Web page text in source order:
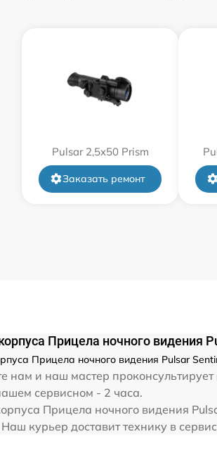
(Обновление ПО)
после попадания влаги
Pulsar 2,5x50 Prism
Заказать ремонт
Прицела ночного видения
Прицела ночного видения Pulsar
нам и наш мастер
сервисном - 2 часа.
Прицела ночного видения
курьер доставит технику в